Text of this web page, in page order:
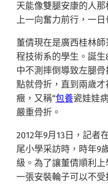
天能像雙腿安康的人
上一向奮力前行，一日
董倩現在是廣西桂林
程技術系的學生。誕
中不測摔倒導致左腿
點就骨折，直到兩歲
癥，又稱“包養瓷娃娃
嚴重骨折。
2012年9月13日，記者
尾小學采訪時，時年9
級。為了讓董倩順利
一張安裝輪子可以不